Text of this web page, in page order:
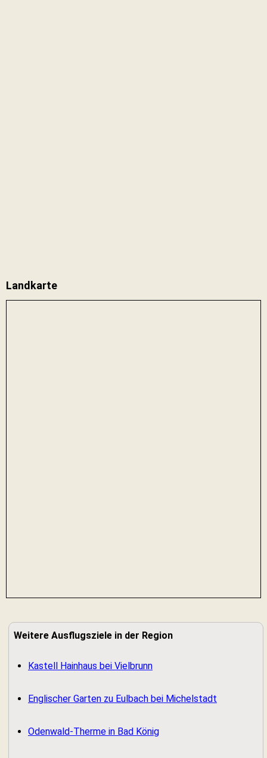
Landkarte
Weitere Ausflugsziele in der Region
Kastell Hainhaus bei Vielbrunn
Englischer Garten zu Eulbach bei Michelstadt
Odenwald-Therme in Bad König